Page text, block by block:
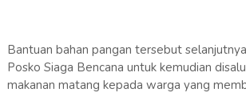
Bantuan bahan pangan tersebut
Posko Siaga Bencana untuk kemudian
makanan matang kepada warga yang